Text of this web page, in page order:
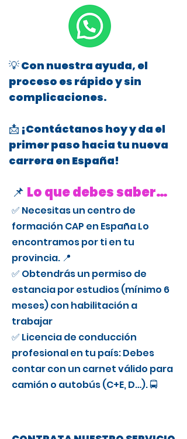
💡 Con nuestra ayuda, el
proceso es rápido y sin
complicaciones.
📩 ¡Contáctanos hoy y da el
primer paso hacia tu nueva
carrera en España!
📌 Lo que debes saber…
✅ Necesitas un centro de
formación CAP en España Lo
encontramos por ti en tu
provincia. 📍
✅ Obtendrás un permiso de
estancia por estudios (mínimo 6
meses) con habilitación a
trabajar
✅ Licencia de conducción
profesional en tu país: Debes
contar con un carnet válido para
camión o autobús (C+E, D…). 🚍